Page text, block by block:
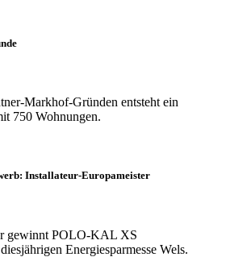
Markhof-Gründen entsteht ein
750 Wohnungen.
Installateur-Europameister
gewinnt POLO-KAL XS
Energiesparmesse Wels.